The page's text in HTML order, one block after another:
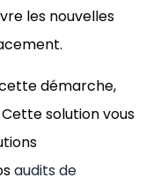
les nouvelles
démarche,
solution vous
audits de